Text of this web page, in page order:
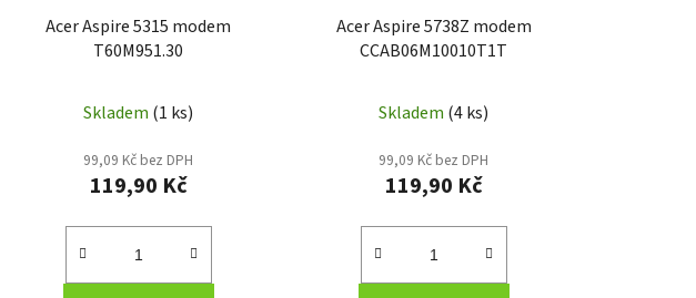
Acer Aspire 5315 modem
T60M951.30
Skladem (1 ks)
99,09 Kč bez DPH
119,90 Kč
Acer Aspire 5738Z modem
CCAB06M10010T1T
Skladem (4 ks)
99,09 Kč bez DPH
119,90 Kč